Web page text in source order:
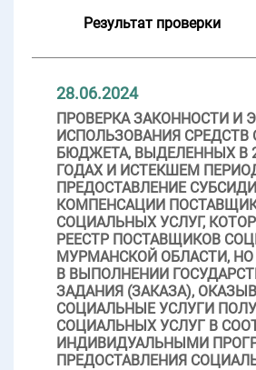
Результат проверки
28.06.2024
ПРОВЕРКА ЗАКОННОСТИ И
ИСПОЛЬЗОВАНИЯ СРЕДСТВ
БЮДЖЕТА, ВЫДЕЛЕННЫХ В
ГОДАХ И ИСТЕКШЕМ
ПРЕДОСТАВЛЕНИЕ
КОМПЕНСАЦИИ
СОЦИАЛЬНЫХ УСЛУГ,
РЕЕСТР ПОСТАВЩИКОВ
МУРМАНСКОЙ ОБЛАСТИ,
В ВЫПОЛНЕНИИ
ЗАДАНИЯ (ЗАКАЗА),
СОЦИАЛЬНЫЕ УСЛУГИ
СОЦИАЛЬНЫХ УСЛУГ В
ИНДИВИДУАЛЬНЫМИ
ПРЕДОСТАВЛЕНИЯ